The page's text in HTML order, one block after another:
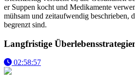
er Suppen kocht und Medikamente
mühsam und zeitaufwendig beschrieben,
begrenzt sind.
Langfristige
02:58:57